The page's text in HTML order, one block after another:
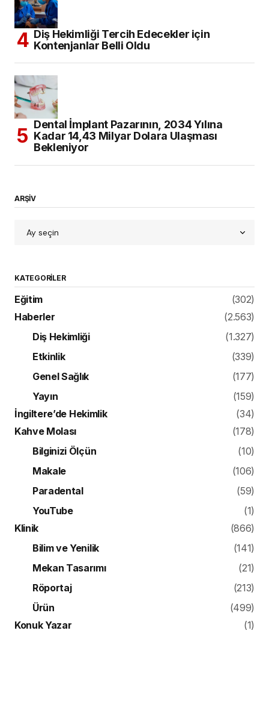
Diş Hekimliği Tercih Edecekler için
Kontenjanlar Belli Oldu
Dental İmplant Pazarının, 2034 Yılına
Kadar 14,43 Milyar Dolara Ulaşması
Bekleniyor
ARŞİV
KATEGORILER
Eğitim
(302)
Haberler
(2.563)
Diş Hekimliği
(1.327)
Etkinlik
(339)
Genel Sağlık
(177)
Yayın
(159)
İngiltere’de Hekimlik
(34)
Kahve Molası
(178)
Bilginizi Ölçün
(10)
Makale
(106)
Paradental
(59)
YouTube
(1)
Klinik
(866)
Bilim ve Yenilik
(141)
Mekan Tasarımı
(21)
Röportaj
(213)
Ürün
(499)
Konuk Yazar
(1)